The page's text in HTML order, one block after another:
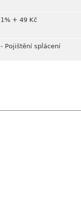
1% + 49 Kč
- Pojištění splácení